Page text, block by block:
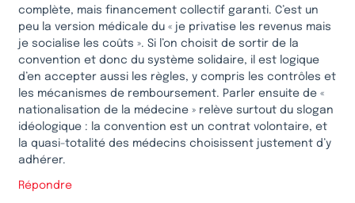
complète, mais financement collectif garanti. C’est un
peu la version médicale du « je privatise les revenus mais
je socialise les coûts ». Si l’on choisit de sortir de la
convention et donc du système solidaire, il est logique
d’en accepter aussi les règles, y compris les contrôles et
les mécanismes de remboursement. Parler ensuite de «
nationalisation de la médecine » relève surtout du slogan
idéologique : la convention est un contrat volontaire, et
la quasi-totalité des médecins choisissent justement d’y
adhérer.
Répondre